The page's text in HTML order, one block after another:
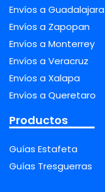
Envíos a Guadalajara
Envíos a Zapopan
Envíos a Monterrey
Envíos a Veracruz
Envíos a Xalapa
Envíos a Queretaro
Productos
Guías Estafeta
Guías Tresguerras